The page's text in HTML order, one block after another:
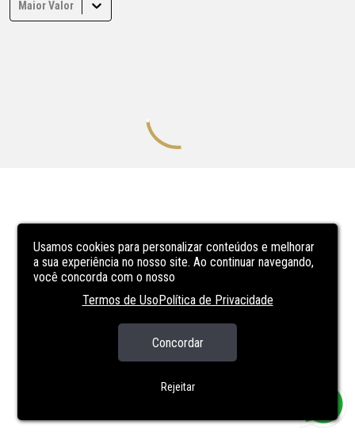
Usamos cookies para personalizar conteúdos e melhorar
a sua experiência no nosso site. Ao continuar navegando,
você concorda com o nosso
Termos de UsoPolítica de Privacidade
Concordar
Rejeitar
Maior Valor